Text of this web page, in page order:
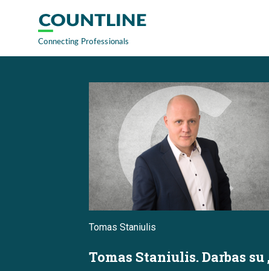
Tomas Staniulis
Tomas Staniulis. Darbas